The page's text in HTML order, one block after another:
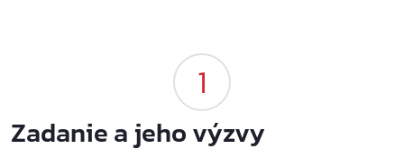
Zadanie a jeho výzvy